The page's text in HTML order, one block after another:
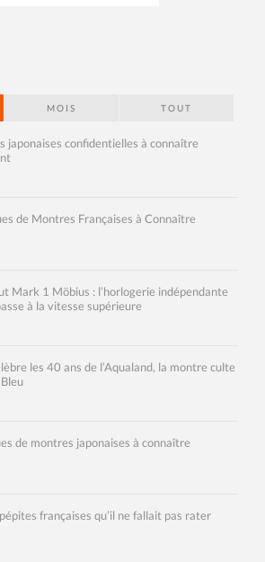
MOIS TOUT
japonaises confidentielles à connaître
de Montres Françaises à Connaître
Mark 1 Möbius : l’horlogerie indépendante
à la vitesse supérieure
les 40 ans de l’Aqualand, la montre culte
de montres japonaises à connaître
françaises qu’il ne fallait pas rater